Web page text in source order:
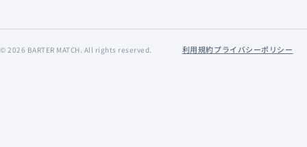
© 2026 BARTER MATCH. All rights reserved. 利用規約プライバシーポリシー